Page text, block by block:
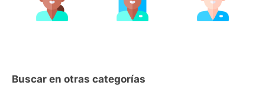
Buscar en otras categorías